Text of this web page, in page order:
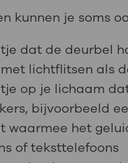
kunnen je soms
dat de deurbel
lichtflitsen als
op je lichaam
bijvoorbeeld
waarmee het
of teksttelefoons